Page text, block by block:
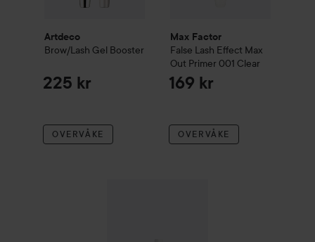
Artdeco
Brow/Lash Gel Booster
225 kr
OVERVÅKE
Max Factor
False Lash Effect Max
Out Primer 001 Clear
169 kr
OVERVÅKE